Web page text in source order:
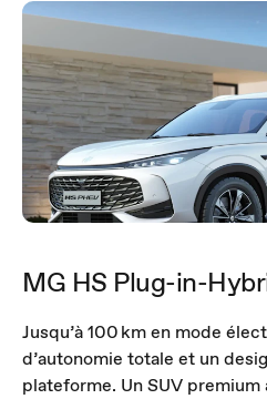
MG HS Plug-in-
Jusqu’à 100 km en mode
d’autonomie totale et un
plateforme. Un SUV